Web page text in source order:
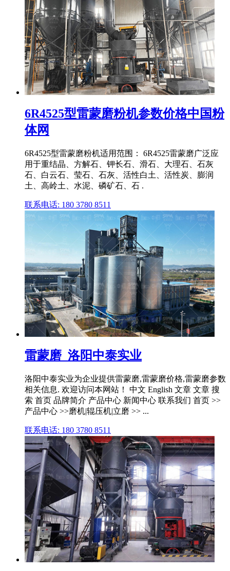
6R4525型雷蒙磨粉机参数价格中国粉
体网
6R4525型雷蒙磨粉机适用范围： 6R4525雷蒙磨广泛应
用于重结晶、方解石、钾长石、滑石、大理石、石灰
石、白云石、莹石、石灰、活性白土、活性炭、膨润
土、高岭土、水泥、磷矿石、石 .
联系电话: 180 3780 8511
雷蒙磨_洛阳中泰实业
洛阳中泰实业为企业提供雷蒙磨,雷蒙磨价格,雷蒙磨参数
相关信息. 欢迎访问本网站！ 中文 English 文章 文章 搜
索 首页 品牌简介 产品中心 新闻中心 联系我们 首页 >>
产品中心 >>磨机|辊压机|立磨 >> ...
联系电话: 180 3780 8511